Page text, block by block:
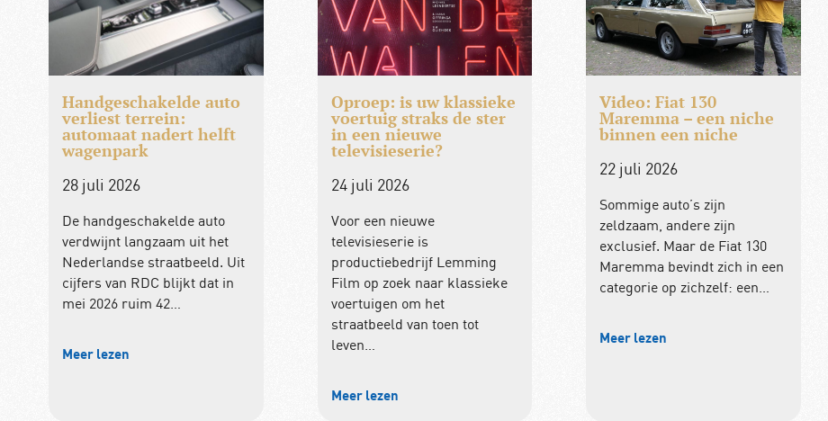
Handgeschakelde auto
verliest terrein:
automaat nadert helft
wagenpark
28 juli 2026
De handgeschakelde auto
verdwijnt langzaam uit het
Nederlandse straatbeeld. Uit
cijfers van RDC blijkt dat in
mei 2026 ruim 42…
Meer lezen
Oproep: is uw klassieke
voertuig straks de ster
in een nieuwe
televisieserie?
24 juli 2026
Voor een nieuwe
televisieserie is
productiebedrijf Lemming
Film op zoek naar klassieke
voertuigen om het
straatbeeld van toen tot
leven…
Meer lezen
Video: Fiat 130
Maremma – een niche
binnen een niche
22 juli 2026
Sommige auto’s zijn
zeldzaam, andere zijn
exclusief. Maar de Fiat 130
Maremma bevindt zich in een
categorie op zichzelf: een…
Meer lezen